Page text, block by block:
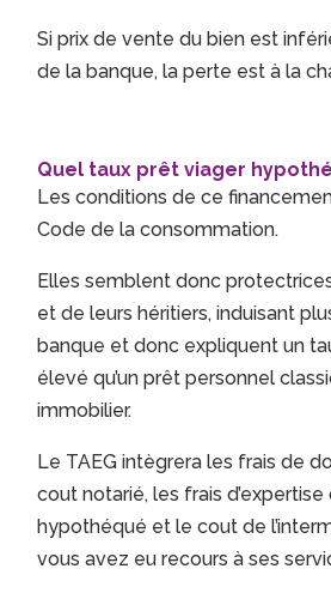
Si prix de vente du bien est
de la banque, la perte est à la
Quel taux prêt viager
Les conditions de ce
Code de la consommation.
Elles semblent donc
et de leurs héritiers, induisant
banque et donc expliquent un
élevé qu’un prêt personnel
immobilier.
Le TAEG intègrera les frais de
cout notarié, les frais d’expertise
hypothéqué et le cout de
vous avez eu recours à ses